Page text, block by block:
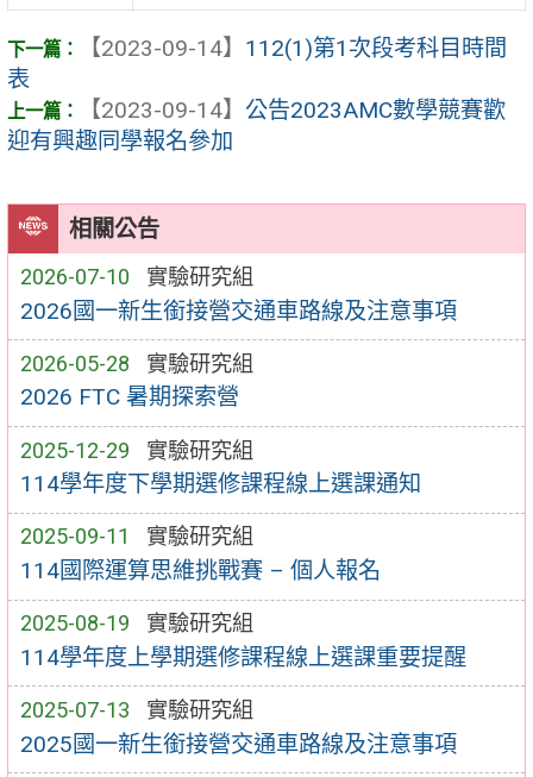
相關公告
2026-07-10 實驗研究組
2026國一新生銜接營交通車路線及注意事項
2026-05-28 實驗研究組
2026 FTC 暑期探索營
2025-12-29 實驗研究組
114學年度下學期選修課程線上選課通知
2025-09-11 實驗研究組
114國際運算思維挑戰賽 – 個人報名
2025-08-19 實驗研究組
114學年度上學期選修課程線上選課重要提醒
2025-07-13 實驗研究組
2025國一新生銜接營交通車路線及注意事項
【2023-09-14】 112(1)第1次段考科目時間
表
【2023-09-14】 公告2023AMC數學競賽歡
迎有興趣同學報名參加